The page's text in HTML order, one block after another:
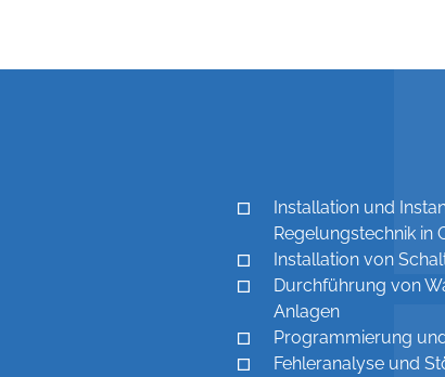
Installation und
Regelungstechnik in
Installation von
Durchführung von
Anlagen
Programmierung
Fehleranalyse und